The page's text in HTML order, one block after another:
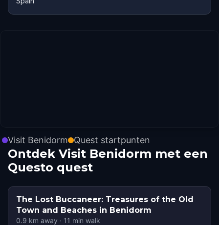
Visit Benidorm Quest startpunten
Ontdek Visit Benidorm met een
Questo quest
The Lost Buccaneer: Treasures of the Old
Town and Beaches in Benidorm
0.9 km away · 11 min walk